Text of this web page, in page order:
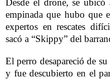
empinada que hubo que
expertos en rescates
sacó a “Skippy” del
El perro desapareció de
y fue descubierto en el